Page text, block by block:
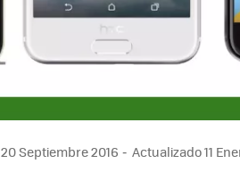
20 Septiembre 2016 Actualizado 11